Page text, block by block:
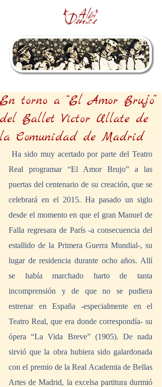
En torno a “El Amor Brujo”
del Ballet Víctor Ullate de
la Comunidad de Madrid
Real programar “El Amor Brujo” a las
puertas del centenario de su creación, que se
celebrará en el 2015. Ha pasado un siglo
desde el momento en que el gran Manuel de
Falla regresara de París -a consecuencia del
estallido de la Primera Guerra Mundial-, su
lugar de residencia durante ocho años. Allí
se había marchado harto de tanta
incomprensión y de que no se pudiera
estrenar en España -especialmente en el
Teatro Real, que era donde correspondía- su
ópera “La Vida Breve” (1905). De nada
sirvió que la obra hubiera sido galardonada
con el premio de la Real Academia de Bellas
Artes de Madrid, la excelsa partitura durmió